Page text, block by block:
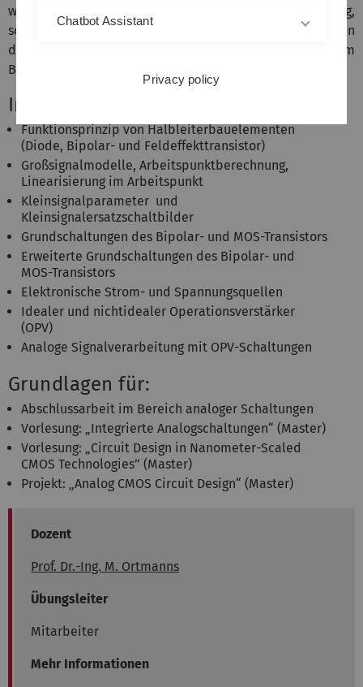
werden grundlegende Methoden der Handberechnung,
sowie der Schaltungssimulation vermittelt. Diese bilden
die Grundlage für weiterführende Anwendungen im
Bereich der analogen Schaltungen.
Inhalt
Funktionsprinzip von Halbleiterbauelementen
(Diode, Bipolar- und Feldeffekttransistor)
Großsignalmodelle, Arbeitspunktberechnung,
Linearisierung im Arbeitspunkt
Kleinsignalparameter und
Kleinsignalersatzschaltbilder
Grundschaltungen des Bipolar- und MOS-Transistors
Erweiterte Grundschaltungen des Bipolar- und
MOS-Transistors
Elektronische Strom- und Spannungsquellen
Idealer und nichtidealer Operationsverstärker
(OPV)
Analoge Signalverarbeitung mit OPV-Schaltungen
Grundlagen für:
Abschlussarbeit im Bereich analoger Schaltungen
Vorlesung: „Integrierte Analogschaltungen“ (Master)
Vorlesung: „Circuit Design in Nanometer-Scaled
CMOS Technologies” (Master)
Projekt: „Analog CMOS Circuit Design“ (Master)
Dozent
Prof. Dr.-Ing. M. Ortmanns
Übungsleiter
Mitarbeiter
Mehr Informationen
Chatbot Assistant
Privacy policy